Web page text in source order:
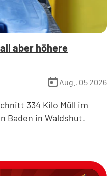
aber höhere
today Aug., 05 2026
334 Kilo Müll im
Baden in Waldshut.